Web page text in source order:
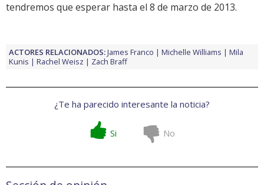
tendremos que esperar hasta el 8 de marzo de 2013.
ACTORES RELACIONADOS:James Franco Michelle Williams
Mila
Kunis
Rachel Weisz Zach Braff
¿Te ha parecido interesante la noticia?
Si No